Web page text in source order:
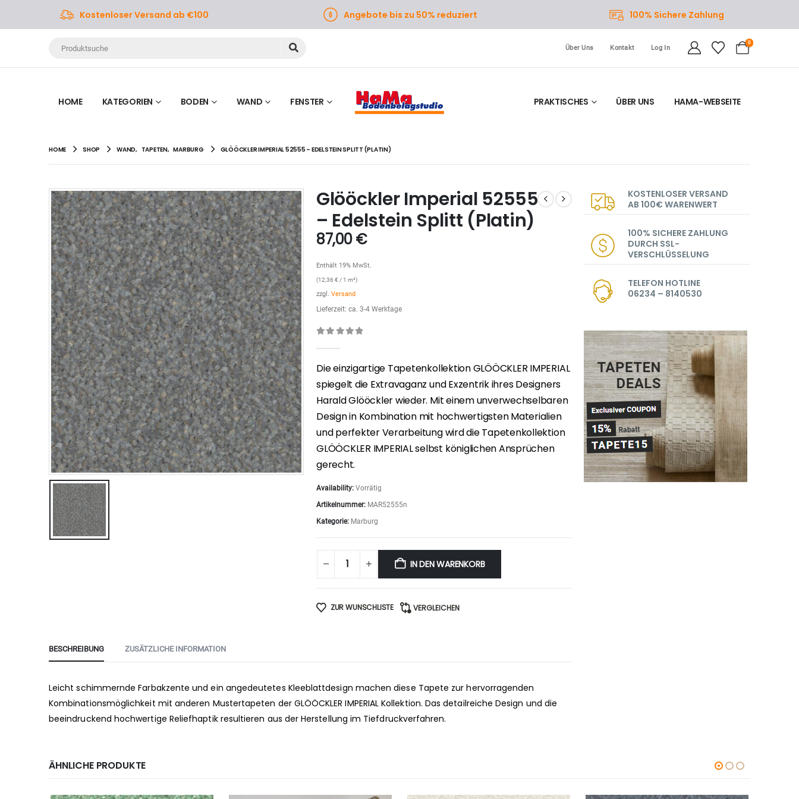
Kostenloser Versand ab €100 Angebote bis zu 50% reduziert 100% Sichere Zahlung
Über Uns Kontakt Log In
0
HOME KATEGORIEN BODEN WAND FENSTER PRAKTISCHES ÜBER UNS HAMA-WEBSEITE
HOME SHOP WAND, TAPETEN, MARBURG GLÖÖCKLER IMPERIAL 52555 – EDELSTEIN SPLITT (PLATIN)
Glööckler Imperial 52555
– Edelstein Splitt (Platin)
87,00€
Enthält 19% MwSt.
(12,36 € / 1 m²)
zzgl. Versand
Lieferzeit: ca. 3-4 Werktage
Die einzigartige Tapetenkollektion GLÖÖCKLER IMPERIAL
spiegelt die Extravaganz und Exzentrik ihres Designers
Harald Glööckler wieder. Mit einem unverwechselbaren
Design in Kombination mit hochwertigsten Materialien
und perfekter Verarbeitung wird die Tapetenkollektion
GLÖÖCKLER IMPERIAL selbst königlichen Ansprüchen
gerecht.
Availability: Vorrätig
Artikelnummer: MAR52555n
Kategorie: Marburg
IN DEN WARENKORB
ZUR WUNSCHLISTE VERGLEICHEN
BESCHREIBUNG ZUSÄTZLICHE INFORMATION
Leicht schimmernde Farbakzente und ein angedeutetes Kleeblattdesign machen diese Tapete zur hervorragenden
Kombinationsmöglichkeit mit anderen Mustertapeten der GLÖÖCKLER IMPERIAL Kollektion. Das detailreiche Design und die
beeindruckend hochwertige Reliefhaptik resultieren aus der Herstellung im Tiefdruckverfahren.
KOSTENLOSER VERSAND
AB 100€ WARENWERT
100% SICHERE ZAHLUNG
DURCH SSL-
VERSCHLÜSSELUNG
TELEFON HOTLINE
06234 – 8140530
ÄHNLICHE PRODUKTE